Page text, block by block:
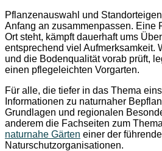
Pflanzenauswahl und
Anfang an zusammenpassen. Eine
Ort steht, kämpft dauerhaft ums
entsprechend viel Aufmerksamkeit.
und die Bodenqualität vorab prüft,
einen pflegeleichten Vorgarten.
Für alle, die tiefer in das Thema
Informationen zu naturnaher
Grundlagen und regionalen
anderem die Fachseiten zum Thema
naturnahe Gärten einer der
Naturschutzorganisationen.